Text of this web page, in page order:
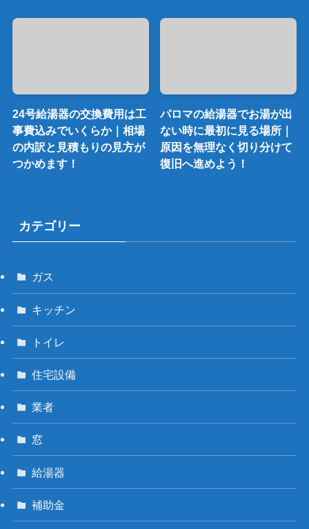
24号給湯器の交換費用は工
事費込みでいくらか｜相場
の内訳と見積もりの見方が
つかめます！
パロマの給湯器でお湯が出
ない時に最初に見る場所｜
原因を無理なく切り分けて
復旧へ進めよう！
カテゴリー
ガス
キッチン
トイレ
住宅設備
業者
窓
給湯器
補助金